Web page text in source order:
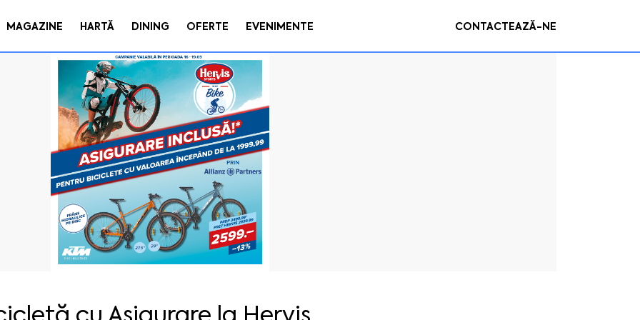
MAGAZINE HARTĂ DINING OFERTE EVENIMENTE CONTACTEAZĂ-NE